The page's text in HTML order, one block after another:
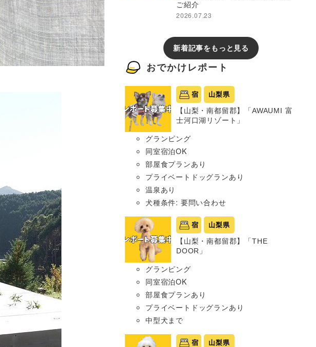
ご紹介
2026.07.23
新着記事をもっと見る
おでかけレポート
宿 山梨県
【山梨・南都留郡】「AWAUMI 富
士河口湖リゾート」
グランピング
同室宿泊OK
部屋食プランあり
プライベートドッグランあり
温泉あり
犬種条件: 要問い合わせ
宿 山梨県
【山梨・南都留郡】「THE
DOOR」
グランピング
同室宿泊OK
部屋食プランあり
プライベートドッグランあり
中型犬まで
宿 山梨県